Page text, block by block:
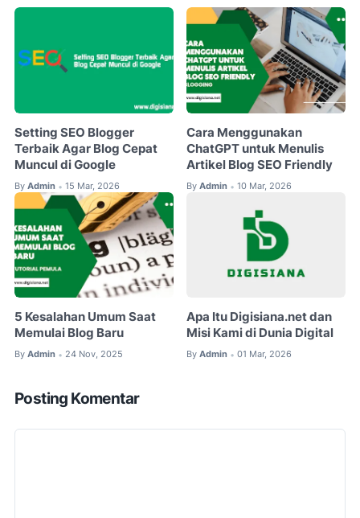
Setting SEO Blogger
Terbaik Agar Blog Cepat
Muncul di Google
By Admin • 15 Mar, 2026
Cara Menggunakan
ChatGPT untuk Menulis
Artikel Blog SEO Friendly
By Admin • 10 Mar, 2026
5 Kesalahan Umum Saat
Memulai Blog Baru
By Admin • 24 Nov, 2025
Apa Itu Digisiana.net dan
Misi Kami di Dunia Digital
By Admin • 01 Mar, 2026
Posting Komentar